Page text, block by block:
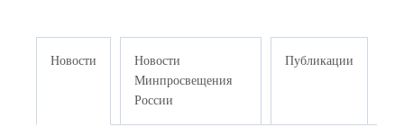
Новости
Новости
Минпросвещения
России
Публикации